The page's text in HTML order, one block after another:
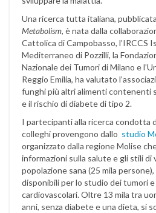
Una ricerca tutta italiana,
Metabolism, è nata dalla
Cattolica di Campobasso, l’IRCCS
Mediterraneo di Pozzilli, la
Nazionale dei Tumori di Milano e
Reggio Emilia, ha valutato
funghi più altri alimenti contenenti
e il rischio di diabete di tipo 2.
I partecipanti alla ricerca condotta
colleghi provengono dallo studio
organizzato dalla regione Molise
informazioni sulla salute e gli stili di
popolazione sana (25 mila
disponibili per lo studio dei tumori
cardiovascolari. Oltre 13 mila tra
anni, senza diabete e una dieta, si